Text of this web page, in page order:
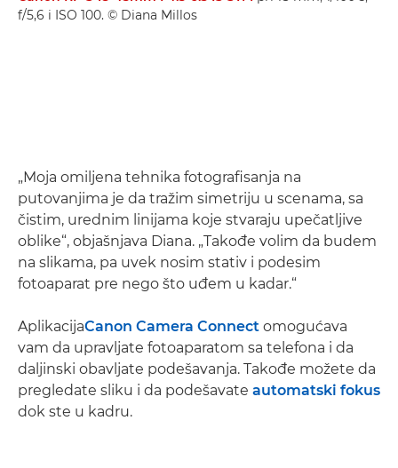
f/5,6 i ISO 100. © Diana Millos
„Moja omiljena tehnika fotografisanja na
putovanjima je da tražim simetriju u scenama, sa
čistim, urednim linijama koje stvaraju upečatljive
oblike“, objašnjava Diana. „Takođe volim da budem
na slikama, pa uvek nosim stativ i podesim
fotoaparat pre nego što uđem u kadar.“
AplikacijaCanon Camera Connect omogućava
vam da upravljate fotoaparatom sa telefona i da
daljinski obavljate podešavanja. Takođe možete da
pregledate sliku i da podešavate automatski fokus
dok ste u kadru.